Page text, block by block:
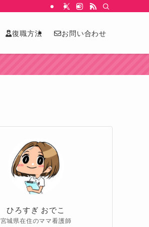
復職方法 お問い合わせ
ひろすぎ おでこ
宮城県在住のママ看護師